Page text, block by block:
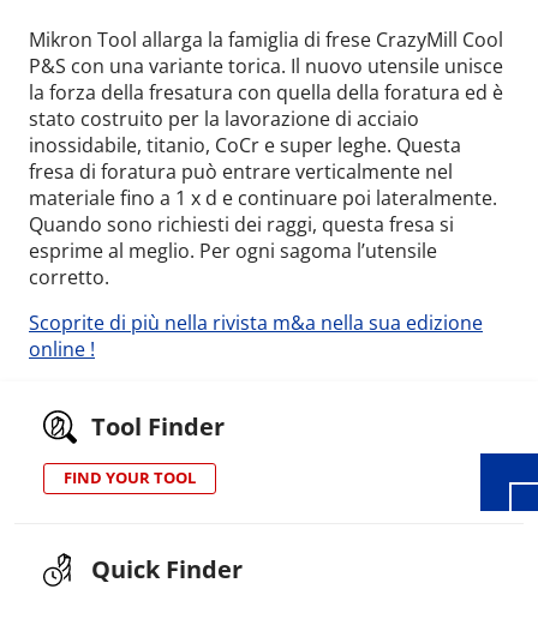
Mikron Tool allarga la famiglia di frese CrazyMill Cool
P&S con una variante torica. Il nuovo utensile unisce
la forza della fresatura con quella della foratura ed è
stato costruito per la lavorazione di acciaio
inossidabile, titanio, CoCr e super leghe. Questa
fresa di foratura può entrare verticalmente nel
materiale fino a 1 x d e continuare poi lateralmente.
Quando sono richiesti dei raggi, questa fresa si
esprime al meglio. Per ogni sagoma l’utensile
corretto.
Scoprite di più nella rivista m&a nella sua edizione
online !
Tool Finder
FIND YOUR TOOL
Quick Finder